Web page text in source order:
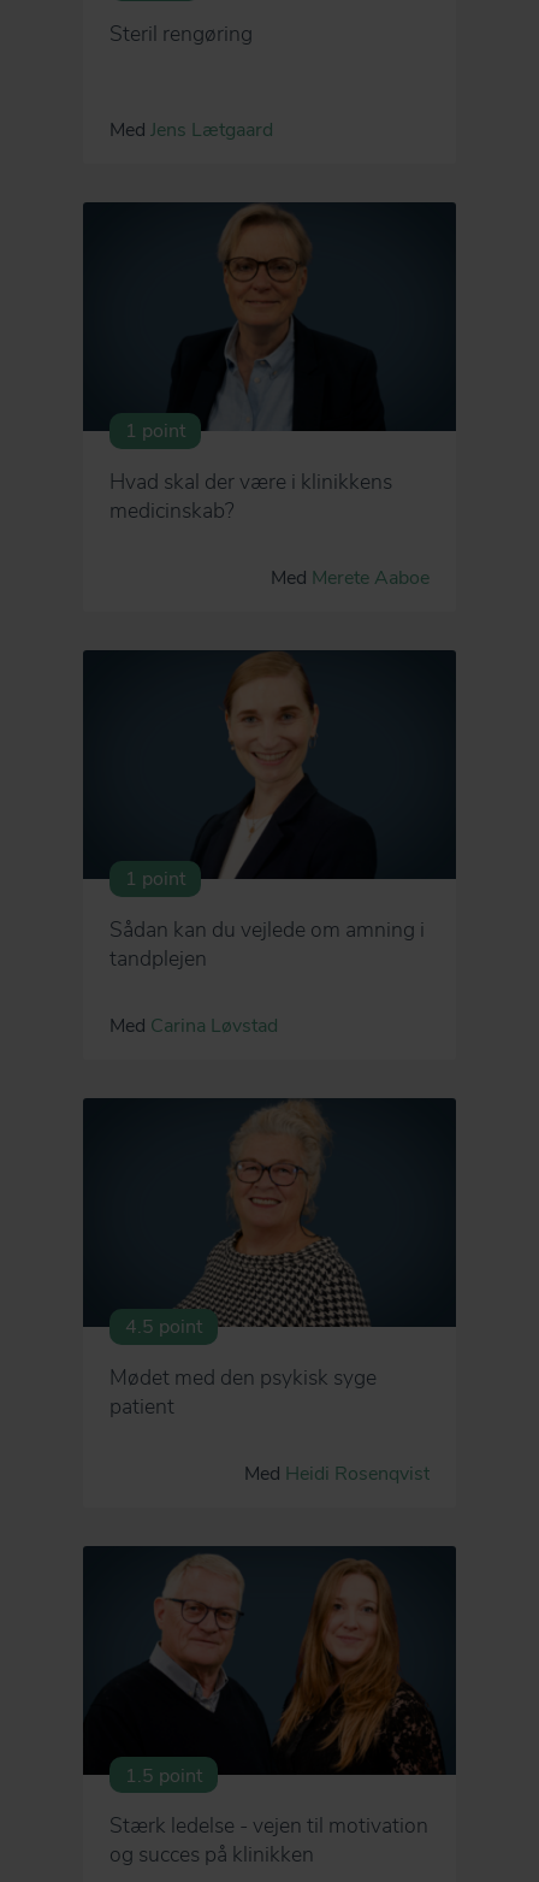
Steril rengøring
Med Jens Lætgaard
1 point
Hvad skal der være i klinikkens
medicinskab?
Med Merete Aaboe
1 point
Sådan kan du vejlede om amning i
tandplejen
Med Carina Løvstad
4.5 point
Mødet med den psykisk syge
patient
Med Heidi Rosenqvist
1.5 point
Stærk ledelse - vejen til motivation
og succes på klinikken